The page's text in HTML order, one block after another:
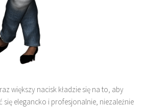
większy nacisk kładzie się na to, aby
się elegancko i profesjonalnie, niezależnie